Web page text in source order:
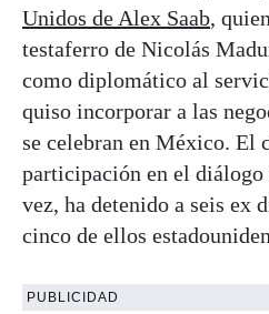
Unidos de Alex Saab,
testaferro de Nicolás
como diplomático al
quiso incorporar a las
se celebran en México. El
participación en el diálogo
vez, ha detenido a seis ex
cinco de ellos
PUBLICIDAD